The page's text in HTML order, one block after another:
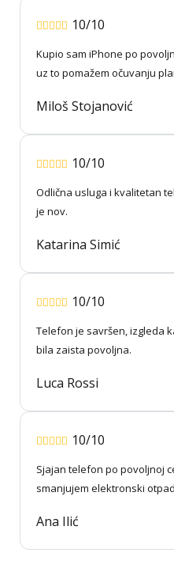
10/10
Kupio sam iPhone po
uz to pomažem očuvanju
Miloš Stojanović
10/10
Odlična usluga i kvalitetan
je nov.
Katarina Simić
10/10
Telefon je savršen, izgleda
bila zaista povoljna.
Luca Rossi
10/10
Sjajan telefon po povoljnoj
smanjujem elektronski
Ana Ilić